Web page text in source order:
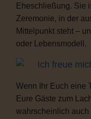
Eheschließung. Sie
Zeremonie, in der
Mittelpunkt steht –
oder Lebensmodell.
Ich freue
Wenn Ihr Euch eine
Eure Gäste zum
wahrscheinlich